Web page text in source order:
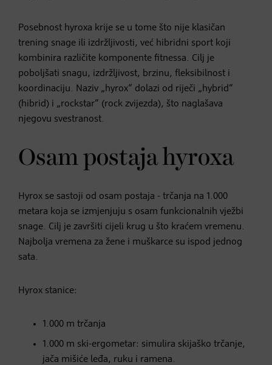
Posebnost hyroxa krije se u tome što nije klasičan
trening snage ili izdržljivosti, već hibridni sport koji
kombinira različite komponente fitnessa. Cilj je
poboljšati snagu, izdržljivost, brzinu, fleksibilnost i
koordinaciju. Naziv „hyrox“ dolazi od riječi „hybrid“
(hibrid) i „rockstar“ (rock zvijezda), što naglašava
njegovu svestranost.
Osam postaja hyroxa
Hyrox se sastoji od osam postaja - trčanja na 1.000
metara koja se izmjenjuju s osam funkcionalnih vježbi
snage. Cilj je završiti cijeli krug u što kraćem vremenu.
Najbolja vremena za žene i muškarce su ispod jednog
sata.
Hyrox stanice:
1.000 m trčanja
1.000 m ski-ergometar: simulira skijaško trčanje,
jača mišiće leđa, ruku i ramena.